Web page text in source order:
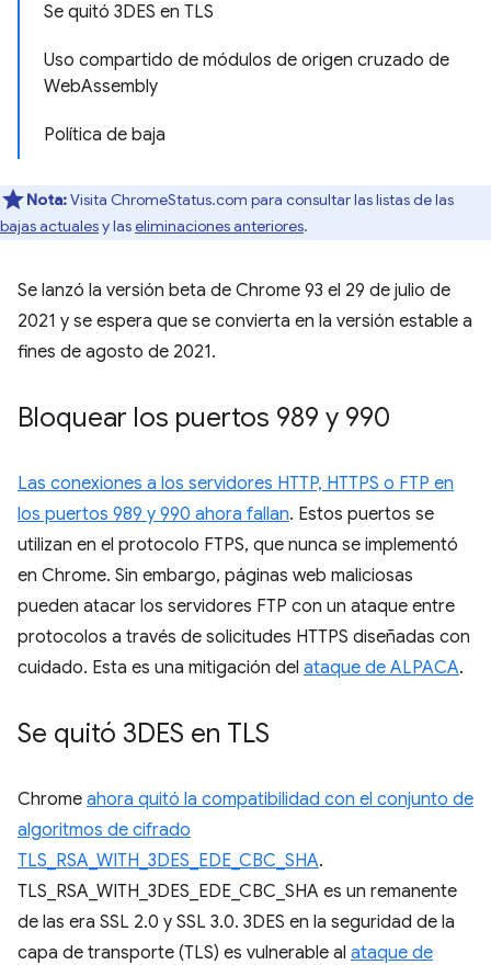
Se quitó 3DES en TLS
Uso compartido de módulos de origen cruzado de
WebAssembly
Política de baja
Nota:Visita ChromeStatus.com para consultar las listas de las
bajas actualesy laseliminaciones anteriores.
Se lanzó la versión beta de Chrome 93 el 29 de julio de
2021 y se espera que se convierta en la versión estable a
fines de agosto de 2021.
Bloquear los puertos 989 y 990
Las conexiones a los servidores HTTP, HTTPS o FTP en
los puertos 989 y 990 ahora fallan. Estos puertos se
utilizan en el protocolo FTPS, que nunca se implementó
en Chrome. Sin embargo, páginas web maliciosas
pueden atacar los servidores FTP con un ataque entre
protocolos a través de solicitudes HTTPS diseñadas con
cuidado. Esta es una mitigación del ataque de ALPACA.
Se quitó 3DES en TLS
Chrome ahora quitó la compatibilidad con el conjunto de
algoritmos de cifrado
TLS_RSA_WITH_3DES_EDE_CBC_SHA.
TLS_RSA_WITH_3DES_EDE_CBC_SHA es un remanente
de las era SSL 2.0 y SSL 3.0. 3DES en la seguridad de la
capa de transporte (TLS) es vulnerable al ataque de